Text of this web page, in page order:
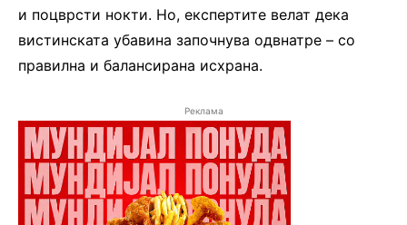
и поцврсти нокти. Но, експертите велат дека
вистинската убавина започнува одвнатре – со
правилна и балансирана исхрана.
Реклама